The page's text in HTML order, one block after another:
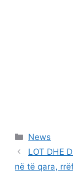
Categories
News
LOT DHE
në të qara,